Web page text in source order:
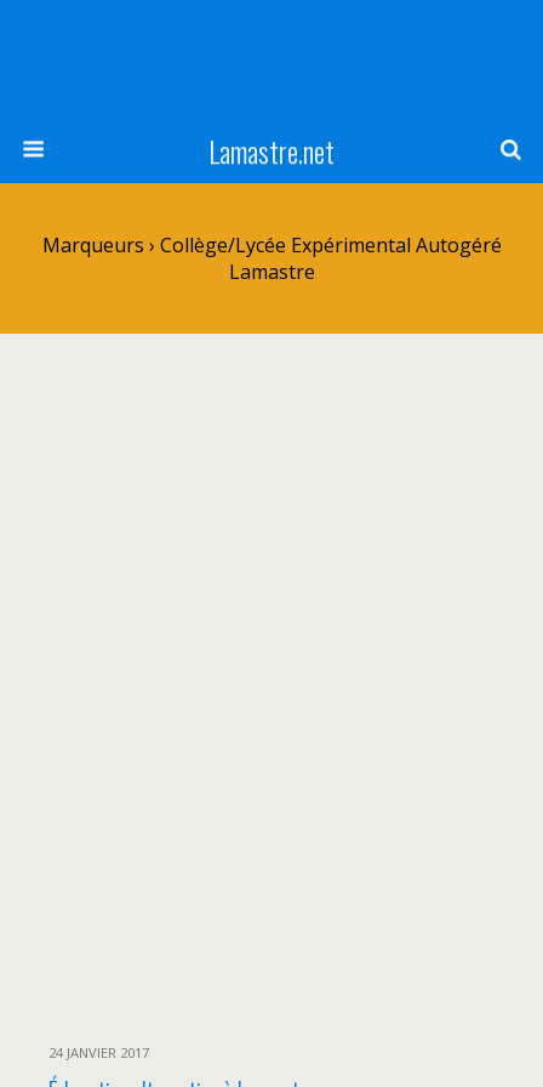
Lamastre.net
Marqueurs › Collège/Lycée Expérimental Autogéré
Lamastre
24 JANVIER 2017